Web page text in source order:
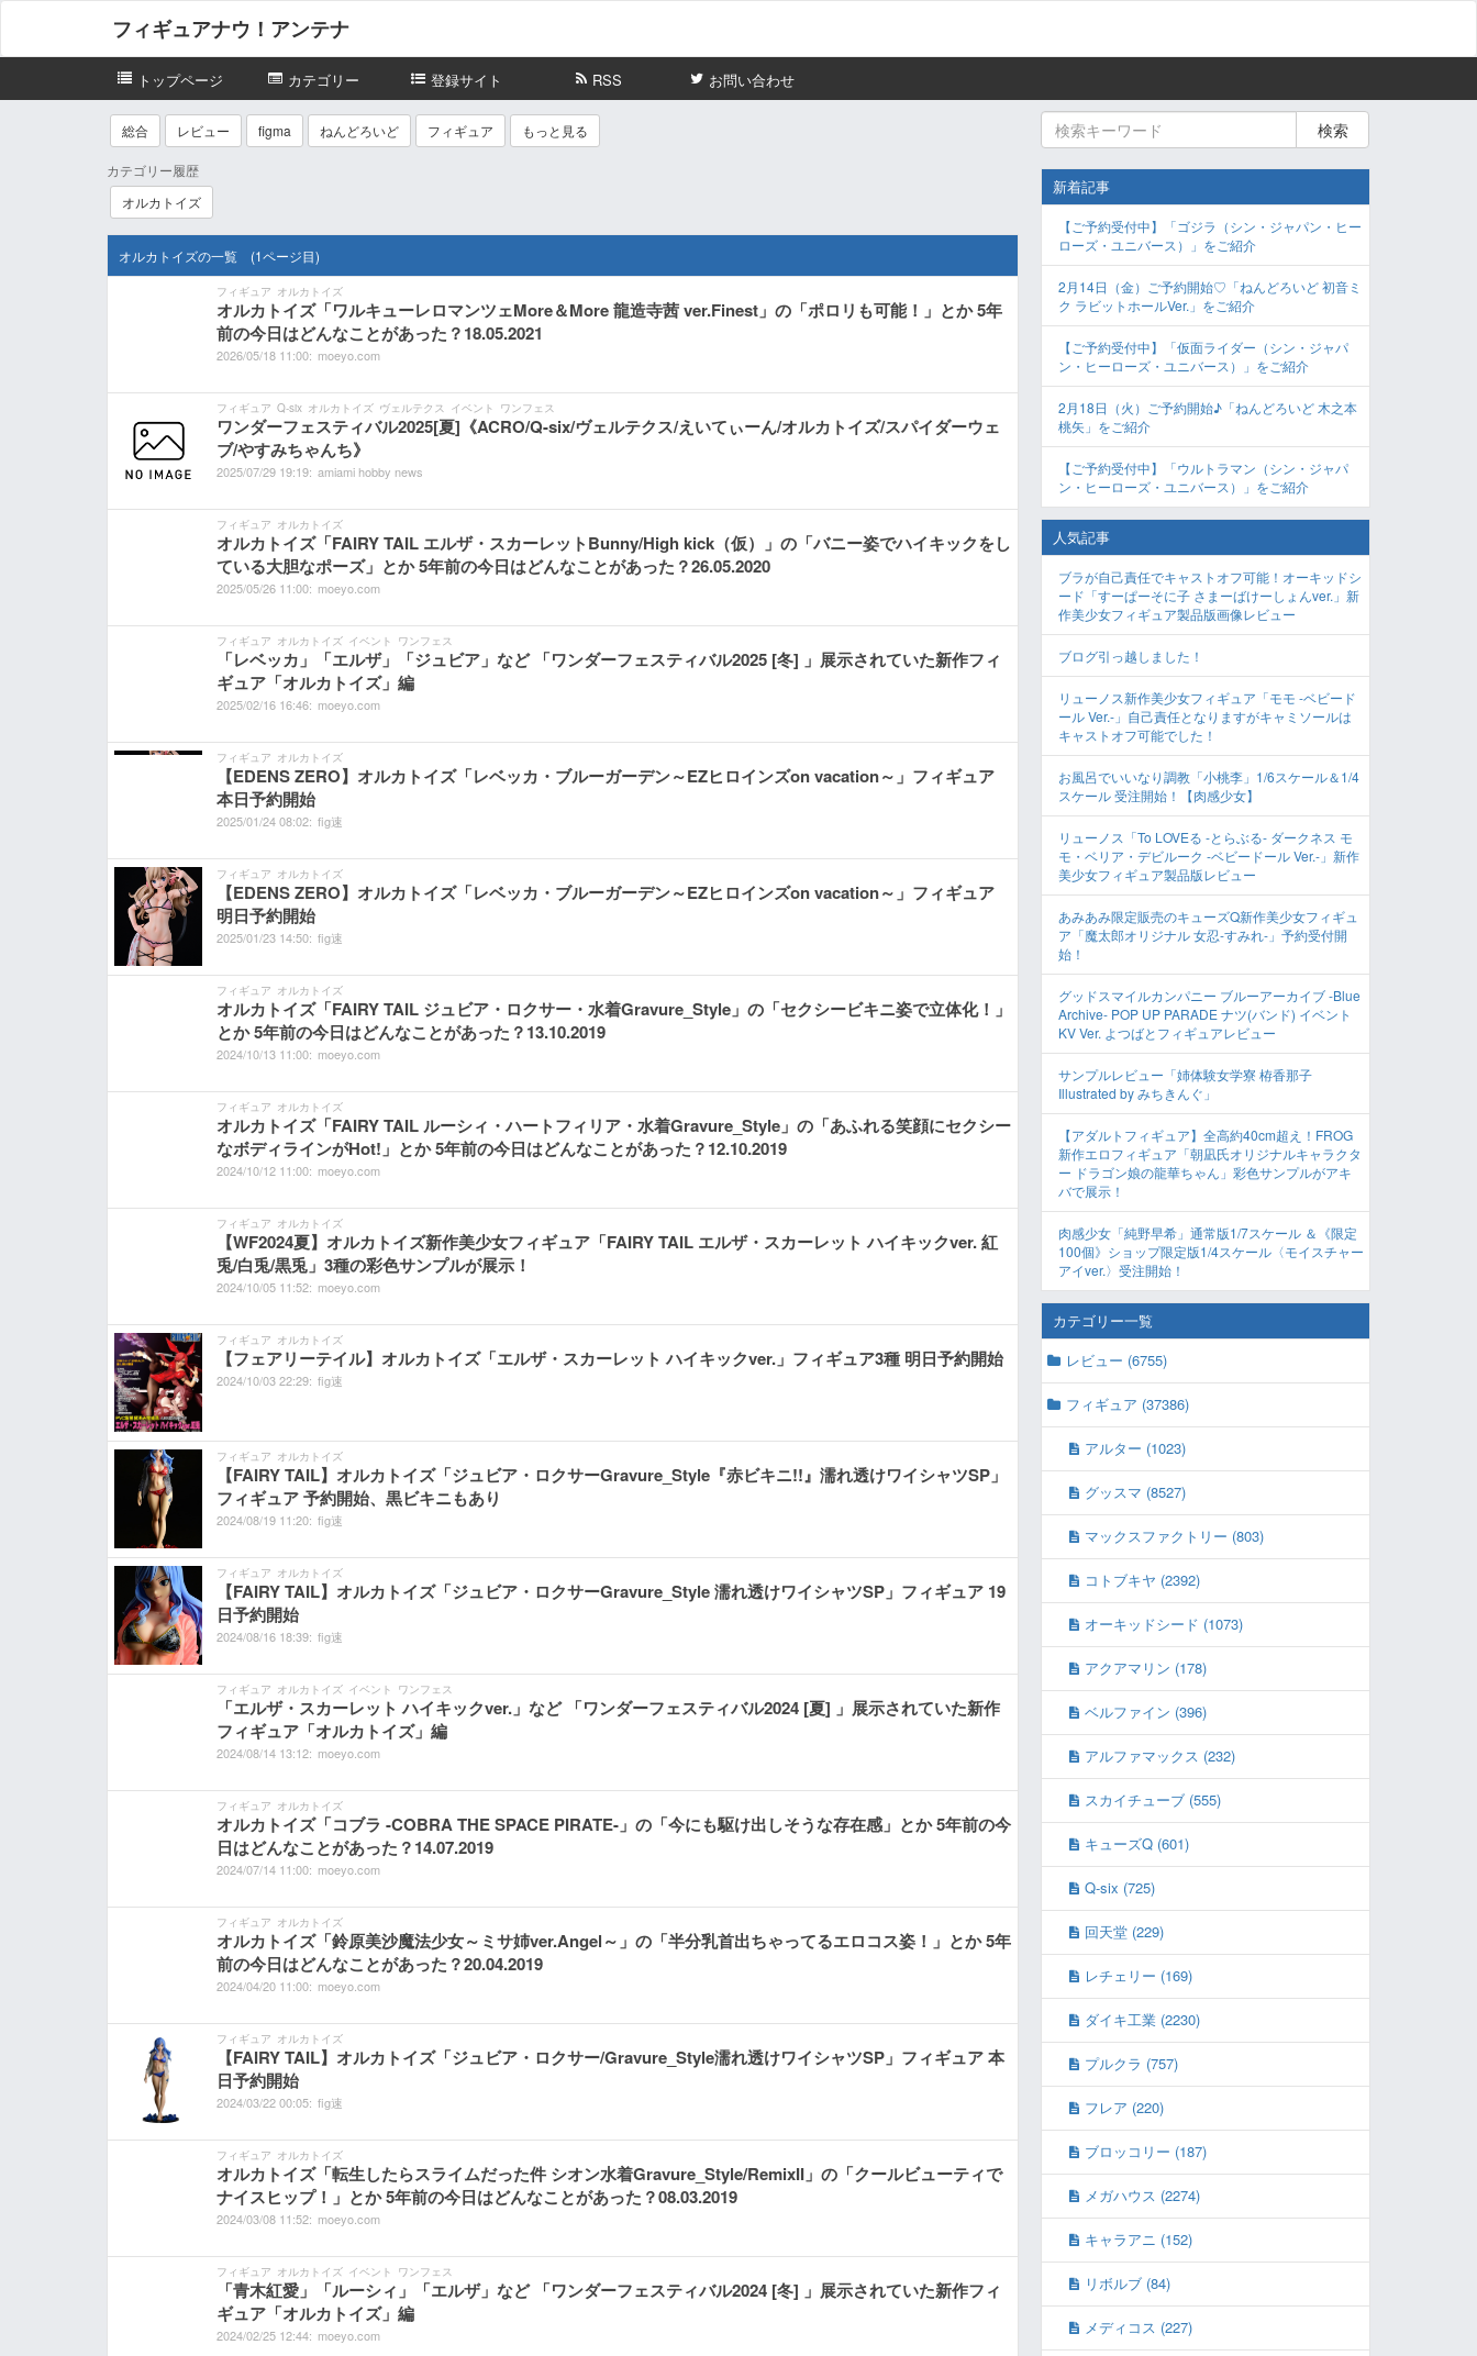
フィギュアナウ！アンテナ
トップページ カテゴリー 登録サイト RSS お問い合わせ
総合 レビュー figma ねんどろいど フィギュア もっと見る
カテゴリー履歴
オルカトイズ
オルカトイズの一覧 (1ページ目)
フィギュア オルカトイズ
オルカトイズ「ワルキューレロマンツェMore＆More 龍造寺茜 ver.Finest」の「ポロリも可能！」とか 5年
前の今日はどんなことがあった？18.05.2021
2026/05/18 11:00: moeyo.com
フィギュア Q-six オルカトイズ ヴェルテクス イベント ワンフェス
ワンダーフェスティバル2025[夏]《ACRO/Q-six/ヴェルテクス/えいてぃーん/オルカトイズ/スパイダーウェ
ブ/やすみちゃんち》
2025/07/29 19:19: amiami hobby news
フィギュア オルカトイズ
オルカトイズ「FAIRY TAIL エルザ・スカーレットBunny/High kick（仮）」の「バニー姿でハイキックをし
ている大胆なポーズ」とか 5年前の今日はどんなことがあった？26.05.2020
2025/05/26 11:00: moeyo.com
フィギュア オルカトイズ イベント ワンフェス
「レベッカ」「エルザ」「ジュビア」など 「ワンダーフェスティバル2025 [冬] 」展示されていた新作フィ
ギュア「オルカトイズ」編
2025/02/16 16:46: moeyo.com
フィギュア オルカトイズ
【EDENS ZERO】オルカトイズ「レベッカ・ブルーガーデン～EZヒロインズon vacation～」フィギュア
本日予約開始
2025/01/2408:02: fig速
フィギュア オルカトイズ
【EDENS ZERO】オルカトイズ「レベッカ・ブルーガーデン～EZヒロインズon vacation～」フィギュア
明日予約開始
2025/01/23 14:50: fig速
フィギュア オルカトイズ
オルカトイズ「FAIRY TAIL ジュビア・ロクサー・水着Gravure_Style」の「セクシービキニ姿で立体化！」
とか 5年前の今日はどんなことがあった？13.10.2019
2024/10/13 11:00: moeyo.com
フィギュア オルカトイズ
オルカトイズ「FAIRY TAIL ルーシィ・ハートフィリア・水着Gravure_Style」の「あふれる笑顔にセクシー
なボディラインがHot!」とか 5年前の今日はどんなことがあった？12.10.2019
2024/10/12 11:00: moeyo.com
フィギュア オルカトイズ
【WF2024夏】オルカトイズ新作美少女フィギュア「FAIRY TAIL エルザ・スカーレット ハイキックver. 紅
兎/白兎/黒兎」3種の彩色サンプルが展示！
2024/10/05 11:52: moeyo.com
フィギュア オルカトイズ
【フェアリーテイル】オルカトイズ「エルザ・スカーレット ハイキックver.」フィギュア3種 明日予約開始
2024/10/0322:29: fig速
フィギュア オルカトイズ
【FAIRY TAIL】オルカトイズ「ジュビア・ロクサーGravure_Style『赤ビキニ!!』濡れ透けワイシャツSP」
フィギュア 予約開始、黒ビキニもあり
2024/08/19 11:20: fig速
フィギュア オルカトイズ
【FAIRY TAIL】オルカトイズ「ジュビア・ロクサーGravure_Style 濡れ透けワイシャツSP」フィギュア 19
日予約開始
2024/08/16 18:39: fig速
フィギュア オルカトイズ イベント ワンフェス
「エルザ・スカーレット ハイキックver.」など 「ワンダーフェスティバル2024 [夏] 」展示されていた新作
フィギュア「オルカトイズ」編
2024/08/14 13:12: moeyo.com
フィギュア オルカトイズ
オルカトイズ「コブラ -COBRA THE SPACE PIRATE-」の「今にも駆け出しそうな存在感」とか 5年前の今
日はどんなことがあった？14.07.2019
2024/07/14 11:00: moeyo.com
フィギュア オルカトイズ
オルカトイズ「鈴原美沙魔法少女～ミサ姉ver.Angel～」の「半分乳首出ちゃってるエロコス姿！」とか 5年
前の今日はどんなことがあった？20.04.2019
2024/04/20 11:00: moeyo.com
フィギュア オルカトイズ
【FAIRY TAIL】オルカトイズ「ジュビア・ロクサー/Gravure_Style濡れ透けワイシャツSP」フィギュア 本
日予約開始
2024/03/2200:05: fig速
フィギュア オルカトイズ
オルカトイズ「転生したらスライムだった件 シオン水着Gravure_Style/RemixII」の「クールビューティで
ナイスヒップ！」とか 5年前の今日はどんなことがあった？08.03.2019
2024/03/08 11:52: moeyo.com
フィギュア オルカトイズ イベント ワンフェス
「青木紅愛」「ルーシィ」「エルザ」など 「ワンダーフェスティバル2024 [冬] 」展示されていた新作フィ
ギュア「オルカトイズ」編
2024/02/25 12:44: moeyo.com
検索
新着記事
【ご予約受付中】「ゴジラ（シン・ジャパン・ヒー
ローズ・ユニバース）」をご紹介
2月14日（金）ご予約開始♡「ねんどろいど 初音ミ
ク ラビットホールVer.」をご紹介
【ご予約受付中】「仮面ライダー（シン・ジャパ
ン・ヒーローズ・ユニバース）」をご紹介
2月18日（火）ご予約開始♪「ねんどろいど 木之本
桃矢」をご紹介
【ご予約受付中】「ウルトラマン（シン・ジャパ
ン・ヒーローズ・ユニバース）」をご紹介
人気記事
ブラが自己責任でキャストオフ可能！オーキッドシ
ード「すーぱーそに子 さまーばけーしょんver.」新
作美少女フィギュア製品版画像レビュー
ブログ引っ越しました！
リューノス新作美少女フィギュア「モモ -ベビード
ール Ver.-」自己責任となりますがキャミソールは
キャストオフ可能でした！
お風呂でいいなり調教「小桃李」1/6スケール＆1/4
スケール 受注開始！【肉感少女】
リューノス「To LOVEる -とらぶる- ダークネス モ
モ・ベリア・デビルーク -ベビードール Ver.-」新作
美少女フィギュア製品版レビュー
あみあみ限定販売のキューズQ新作美少女フィギュ
ア「魔太郎オリジナル 女忍-すみれ-」予約受付開
始！
グッドスマイルカンパニー ブルーアーカイブ -Blue
Archive- POP UP PARADE ナツ(バンド) イベント
KV Ver. よつばとフィギュアレビュー
サンプルレビュー「姉体験女学寮 栫香那子
Illustrated by みちきんぐ」
【アダルトフィギュア】全高約40cm超え！FROG
新作エロフィギュア「朝凪氏オリジナルキャラクタ
ー ドラゴン娘の龍華ちゃん」彩色サンプルがアキ
バで展示！
肉感少女「純野早希」通常版1/7スケール ＆《限定
100個》ショップ限定版1/4スケール〈モイスチャー
アイver.〉受注開始！
カテゴリー一覧
レビュー (6755)
フィギュア (37386)
アルター (1023)
グッスマ (8527)
マックスファクトリー (803)
コトブキヤ (2392)
オーキッドシード (1073)
アクアマリン (178)
ベルファイン (396)
アルファマックス (232)
スカイチューブ (555)
キューズQ (601)
Q-six (725)
回天堂 (229)
レチェリー (169)
ダイキ工業 (2230)
プルクラ (757)
フレア (220)
ブロッコリー (187)
メガハウス (2274)
キャラアニ (152)
リボルブ (84)
メディコス (227)